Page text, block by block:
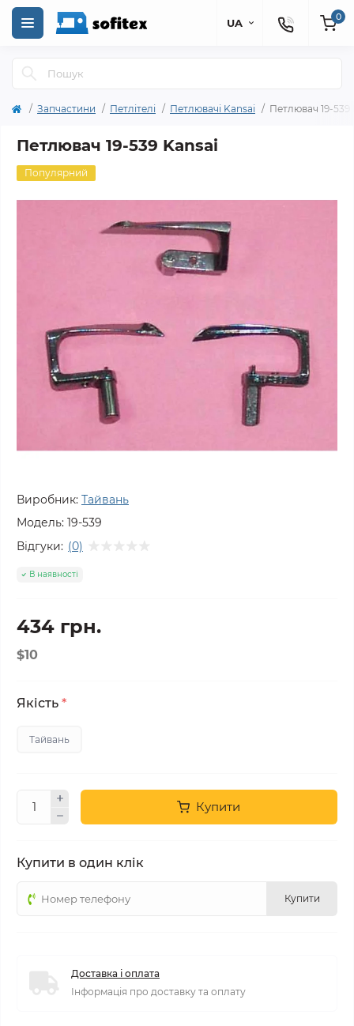
UA 0
Запчастини Петлітелі Петлювачі Kansai Петлювач 19-539
Петлювач 19-539 Kansai
Популярний
Виробник: Тайвань
Модель: 19-539
Відгуки: (0)
В наявності
434 грн.
$10
Якість *
Тайвань
Купити
Купити в один клік
Купити
Доставка і оплата
Інформація про доставку та оплату